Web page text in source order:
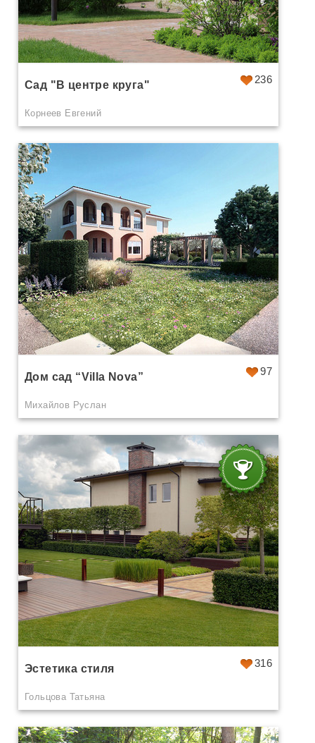
236
Сад "В центре круга"
Корнеев Евгений
97
Дом сад “Villa Nova”
Михайлов Руслан
316
Эстетика стиля
Гольцова Татьяна